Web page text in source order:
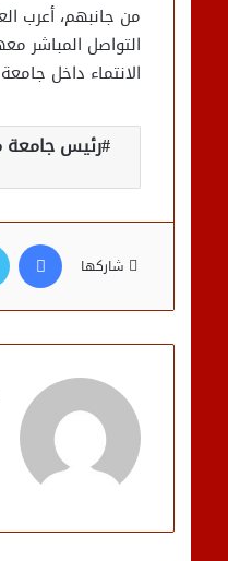
من جانبهم، أعرب
التواصل المباشر
الانتماء داخل
رئيس جامعة
شاركها